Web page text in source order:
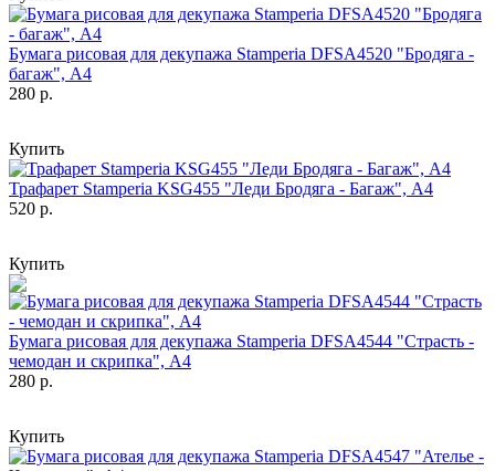
Бумага рисовая для декупажа Stamperia DFSA4520 "Бродяга -
багаж", А4
280 р.
Купить
Трафарет Stamperia KSG455 "Леди Бродяга - Багаж", А4
520 р.
Купить
Бумага рисовая для декупажа Stamperia DFSA4544 "Страсть -
чемодан и скрипка", А4
280 р.
Купить